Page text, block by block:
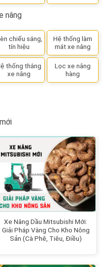
nâng
chiếu sáng,
tín hiệu
Hệ thống làm
mát xe nâng
thống thắng
xe nâng
Lọc xe nâng
hàng
Xe Nâng Dầu Mitsubishi Mới:
Giải Pháp Vàng Cho Kho Nông
Sản (Cà Phê, Tiêu, Điều)